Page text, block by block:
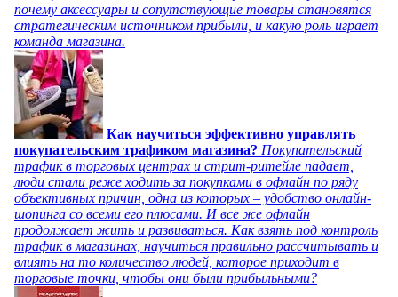
почему аксессуары и сопутствующие товары становятся
стратегическим источником прибыли, и какую роль играет
команда магазина.
Как научиться эффективно управлять
покупательским трафиком магазина? Покупательский
трафик в торговых центрах и стрит-ритейле падает,
люди стали реже ходить за покупками в офлайн по ряду
объективных причин, одна из которых – удобство онлайн-
шопинга со всеми его плюсами. И все же офлайн
продолжает жить и развиваться. Как взять под контроль
трафик в магазинах, научиться правильно рассчитывать и
влиять на то количество людей, которое приходит в
торговые точки, чтобы они были прибыльными?